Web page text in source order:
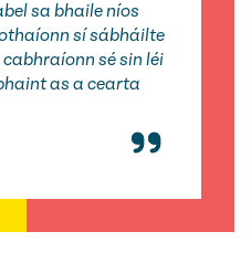
sa bhaile níos
sí sábháilte
sé sin léi
as a cearta